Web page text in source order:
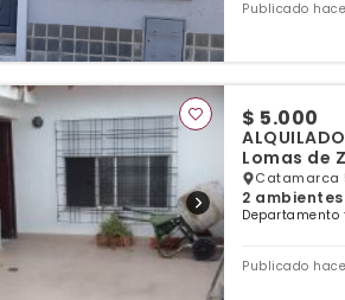
Publicado
$ 5.000
Lomas de
Catamarca
2 ambientes
Departamento
Publicado